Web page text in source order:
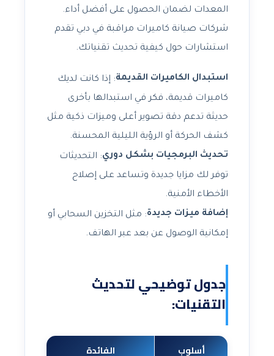
المعدات لضمان الحصول على أفضل أداء.
شركات صيانة كاميرات مراقبة في دبي تقدم
استشارات حول كيفية تحديث تقنياتك.
استبدال الكاميرات القديمة: إذا كانت لديك
كاميرات قديمة، فكر في استبدالها بأخرى
حديثة تدعم دقة تصوير أعلى وميزات ذكية مثل
كشف الحركة أو الرؤية الليلية المحسنة.
تحديث البرمجيات بشكل دوري: التحديثات
توفر لك مزايا جديدة وتساعد على إصلاح
الأخطاء الأمنية.
إضافة ميزات جديدة: مثل التخزين السحابي أو
إمكانية الوصول عن بعد عبر الهاتف.
جدول توضيحي لتحديث
التقنيات:
أسلوب
الفائدة